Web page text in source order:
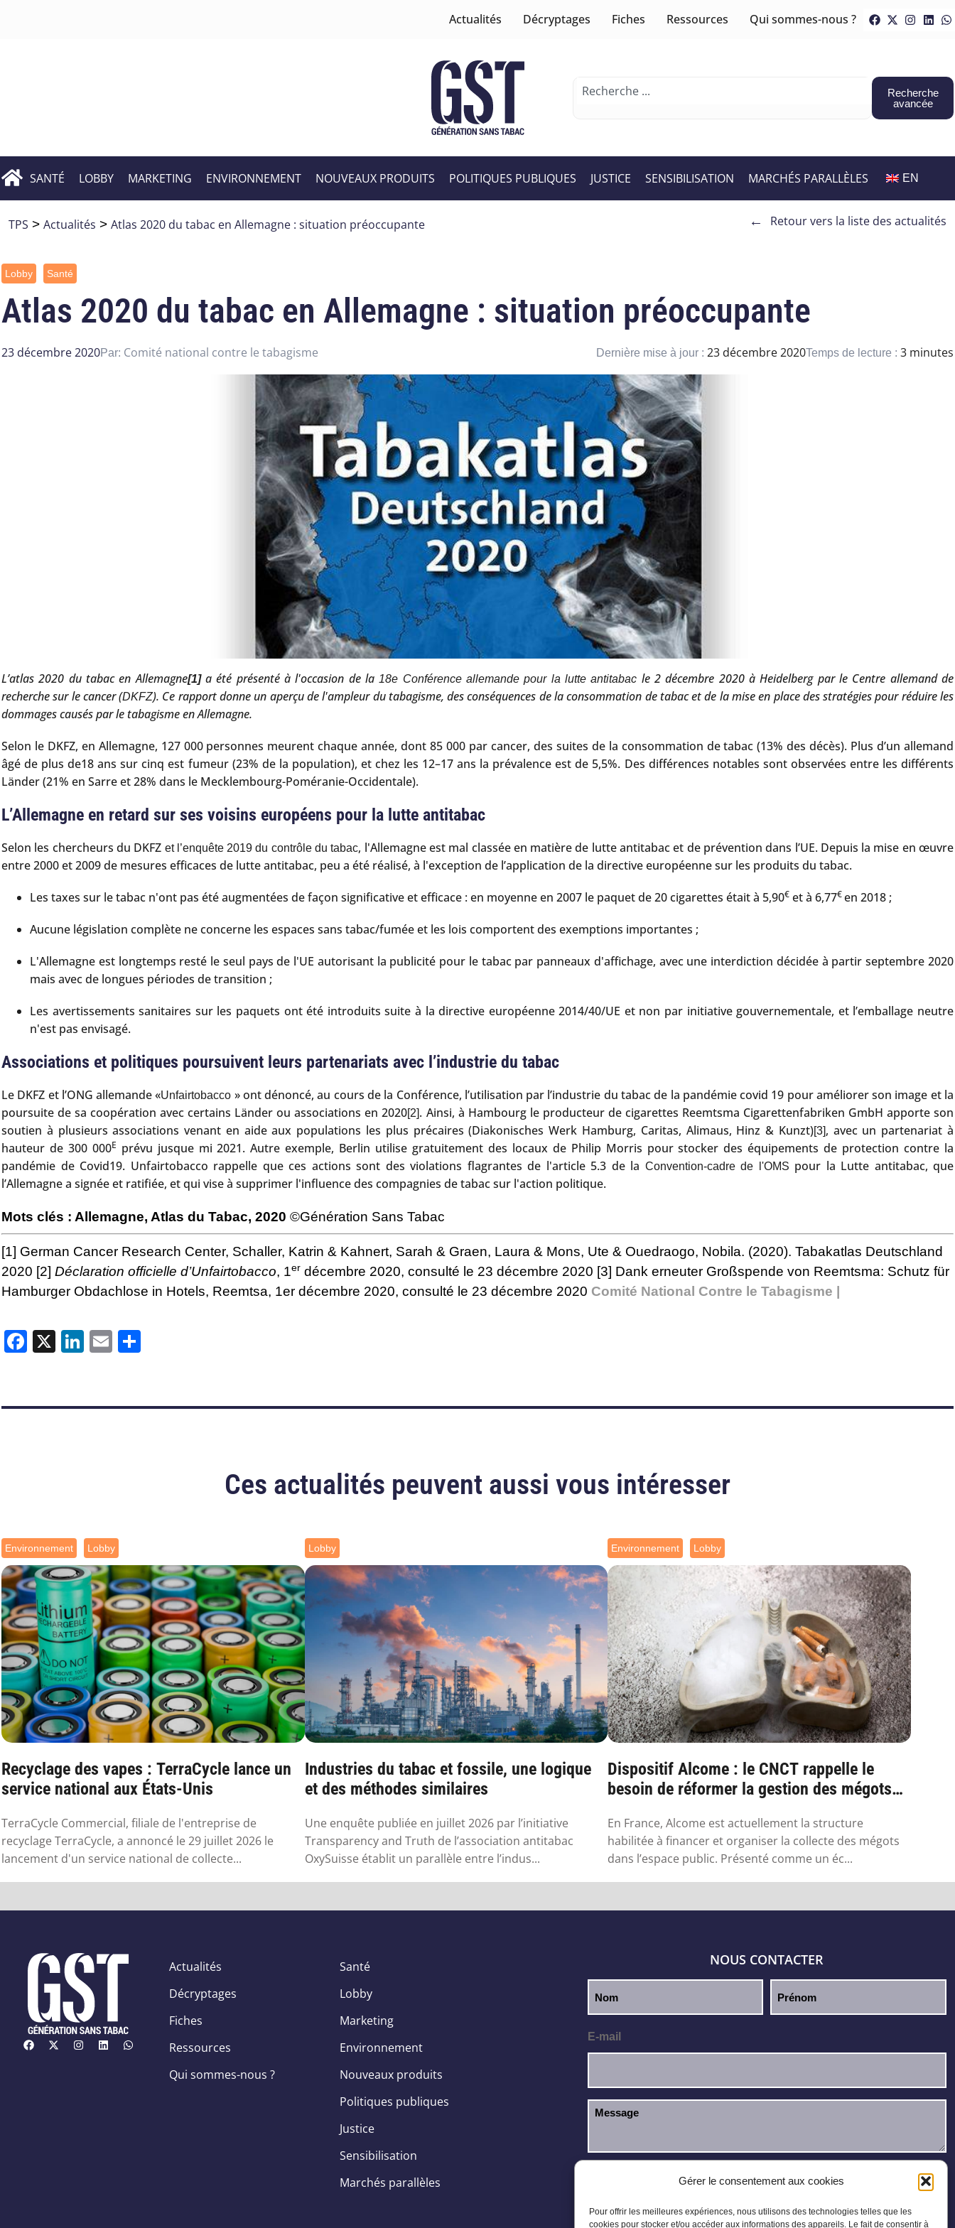
Gérer le consentement aux cookies
Pour offrir les meilleures expériences, nous utilisons des technologies telles que les
cookies pour stocker et/ou accéder aux informations des appareils. Le fait de consentir à
Actualités Décryptages Fiches Ressources Qui sommes-nous ?
Recherche
avancée
SANTÉ LOBBY MARKETING ENVIRONNEMENT NOUVEAUX PRODUITS POLITIQUES PUBLIQUES JUSTICE SENSIBILISATION MARCHÉS PARALLÈLES EN
TPS > Actualités > Atlas 2020 du tabac en Allemagne : situation préoccupante ← Retour vers la liste des actualités
Lobby Santé
Atlas 2020 du tabac en Allemagne : situation préoccupante
23 décembre 2020Par: Comité national contre le tabagisme Dernière mise à jour : 23 décembre 2020Temps de lecture : 3 minutes
L’atlas 2020 du tabac en Allemagne[1]a été présenté à l'occasion de la18e Conférence allemande pour la lutte antitabac le 2 décembre 2020 à Heidelberg par le Centre allemand de
recherche sur le cancer (DKFZ). Ce rapport donne un aperçu de l'ampleur du tabagisme, des conséquences de la consommation de tabac et de la mise en place des stratégies pour réduire les
dommages causés par le tabagisme en Allemagne.
Selon le DKFZ, en Allemagne, 127 000 personnes meurent chaque année, dont 85 000 par cancer, des suites de la consommation de tabac (13% des décès). Plus d’un allemand
âgé de plus de18 ans sur cinq est fumeur (23% de la population), et chez les 12–17 ans la prévalence est de 5,5%. Des différences notables sont observées entre les différents
Länder (21% en Sarre et 28% dans le Mecklembourg-Poméranie-Occidentale).
L’Allemagne en retard sur ses voisins européens pour la lutte antitabac
Selon les chercheurs du DKFZ et l’enquête 2019 du contrôle du tabac, l'Allemagne est mal classée en matière de lutte antitabac et de prévention dans l’UE. Depuis la mise en œuvre
entre 2000 et 2009 de mesures efficaces de lutte antitabac, peu a été réalisé, à l'exception de l’application de la directive européenne sur les produits du tabac.
Les taxes sur le tabac n'ont pas été augmentées de façon significative et efficace : en moyenne en 2007 le paquet de 20 cigarettes était à 5,90€ et à 6,77€en 2018 ;
Aucune législation complète ne concerne les espaces sans tabac/fumée et les lois comportent des exemptions importantes ;
L'Allemagne est longtemps resté le seul pays de l'UE autorisant la publicité pour le tabac par panneaux d'affichage, avec une interdiction décidée à partir septembre 2020
mais avec de longues périodes de transition ;
Les avertissements sanitaires sur les paquets ont été introduits suite à la directive européenne 2014/40/UE et non par initiative gouvernementale, et l’emballage neutre
n'est pas envisagé.
Associations et politiques poursuivent leurs partenariats avec l’industrie du tabac
Le DKFZ et l’ONG allemande «Unfairtobacco » ont dénoncé, au cours de la Conférence, l’utilisation par l’industrie du tabac de la pandémie covid 19 pour améliorer son image et la
poursuite de sa coopération avec certains Länder ou associations en 2020[2]. Ainsi, à Hambourg le producteur de cigarettes Reemtsma Cigarettenfabriken GmbH apporte son
soutien à plusieurs associations venant en aide aux populations les plus précaires (Diakonisches Werk Hamburg, Caritas, Alimaus, Hinz & Kunzt)[3], avec un partenariat à
hauteur de 300 000E prévu jusque mi 2021. Autre exemple, Berlin utilise gratuitement des locaux de Philip Morris pour stocker des équipements de protection contre la
pandémie de Covid19. Unfairtobacco rappelle que ces actions sont des violations flagrantes de l'article 5.3 de la Convention-cadre de l'OMS pour la Lutte antitabac, que
l’Allemagne a signée et ratifiée, et qui vise à supprimer l'influence des compagnies de tabac sur l'action politique.
Mots clés : Allemagne, Atlas du Tabac, 2020 ©Génération Sans Tabac
[1] German Cancer Research Center, Schaller, Katrin & Kahnert, Sarah & Graen, Laura & Mons, Ute & Ouedraogo, Nobila. (2020). Tabakatlas Deutschland
2020 [2] Déclaration officielle d’Unfairtobacco, 1er décembre 2020, consulté le 23 décembre 2020 [3] Dank erneuter Großspende von Reemtsma: Schutz für
Hamburger Obdachlose in Hotels, Reemtsa, 1er décembre 2020, consulté le 23 décembre 2020 Comité National Contre le Tabagisme |
Facebook
X LinkedIn
Email
Ces actualités peuvent aussi vous intéresser
Environnement Lobby
Recyclage des vapes : TerraCycle lance un
service national aux États-Unis
TerraCycle Commercial, filiale de l'entreprise de
recyclage TerraCycle, a annoncé le 29 juillet 2026 le
lancement d'un service national de collecte...
Lobby
Industries du tabac et fossile, une logique
et des méthodes similaires
Une enquête publiée en juillet 2026 par l’initiative
Transparency and Truth de l’association antitabac
OxySuisse établit un parallèle entre l’indus...
Environnement Lobby
Dispositif Alcome : le CNCT rappelle le
besoin de réformer la gestion des mégots
En France, Alcome est actuellement la structure
habilitée à financer et organiser la collecte des mégots
dans l’espace public. Présenté comme un éc...
Actualités
Décryptages
Fiches
Ressources
Qui sommes-nous ?
Santé
Lobby
Marketing
Environnement
Nouveaux produits
Politiques publiques
Justice
Sensibilisation
Marchés parallèles
NOUS CONTACTER
E-mail
J’ai lu et j’accepte lapolitique de confidentialité